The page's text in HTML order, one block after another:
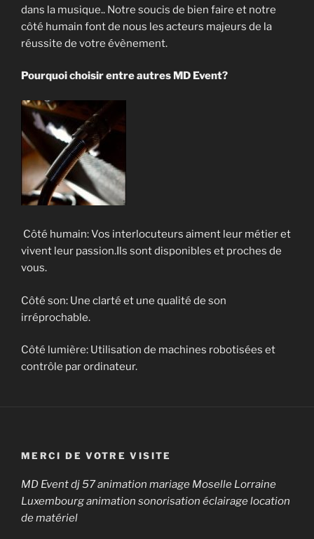
dans la musique.. Notre soucis de bien faire et notre
côté humain font de nous les acteurs majeurs de la
réussite de votre évènement.
Pourquoi choisir entre autres MD Event?
Côté humain: Vos interlocuteurs aiment leur métier et
vivent leur passion.Ils sont disponibles et proches de
vous.
Côté son: Une clarté et une qualité de son
irréprochable.
Côté lumière: Utilisation de machines robotisées et
contrôle par ordinateur.
MERCI DE VOTRE VISITE
MD Event dj 57 animation mariage Moselle Lorraine
Luxembourg animation sonorisation éclairage location
de matériel